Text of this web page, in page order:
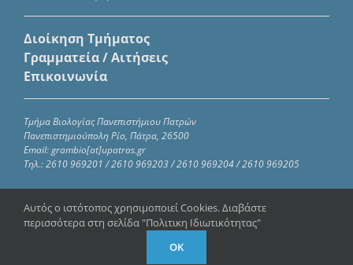
Διοίκηση Τμήματος
Γραμματεία / Αιτήσεις
Επικοινωνία
Τμήμα Βιολογίας Πανεπιστήμιου Πατρών
Πανεπιστημιούπολη Ρίο, Πάτρα, 26500
Email: grambio[at]upatras.gr
Τηλ.: 2610 969201 / 2610 969203 / 2610 969204 / 2610 969205
Copyright 2023 – 2024 | Τμήμα Βιολογίας Πανεπιστημίου
Αυτός ο ιστότοπος χρησιμοποιεί Cookies. Διαβάστε
περισσότερα στη σελίδα "Πολιτικη Ιδιωτικότητας"
OK